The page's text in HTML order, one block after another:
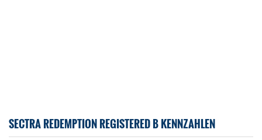
SECTRA REDEMPTION REGISTERED B KENNZAHLEN